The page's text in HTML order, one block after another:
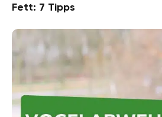
Fett: 7 Tipps